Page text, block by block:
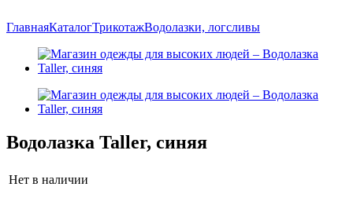
ГлавнаяКаталогТрикотажВодолазки, логсливы
Водолазка Taller, синяя
Нет в наличии